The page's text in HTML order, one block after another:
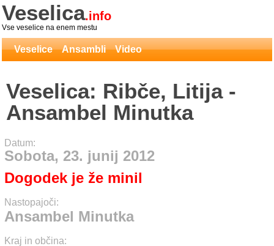
Veselica.info
Vse veselice na enem mestu
Veselice Ansambli Video
Veselica: Ribče, Litija -
Ansambel Minutka
Datum:
Sobota, 23. junij 2012
Dogodek je že minil
Nastopajoči:
Ansambel Minutka
Kraj in občina: